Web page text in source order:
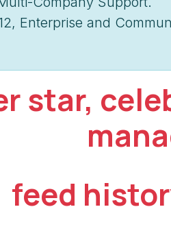
Enterprise and
star,
feed